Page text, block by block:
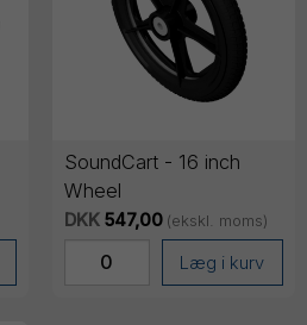
SoundCart - 16 inch
Wheel
DKK 547,00 (ekskl. moms)
Læg i kurv